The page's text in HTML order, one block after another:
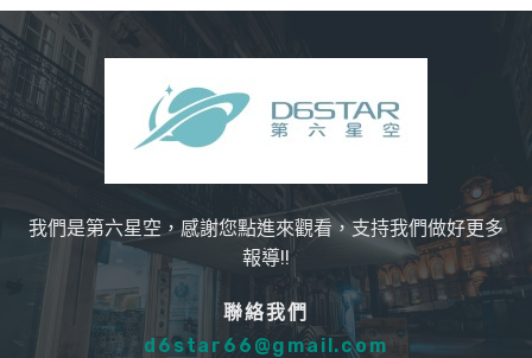
我們是第六星空，感謝您點進來觀看，支持我們做好更多
報導!!
聯絡我們
d6star66@gmail.com